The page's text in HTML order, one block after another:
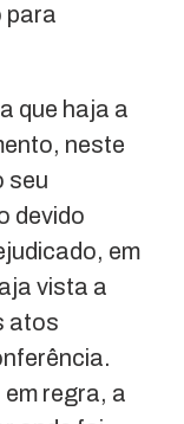
para
que haja a
neste
seu
devido
em
vista a
atos
regra, a